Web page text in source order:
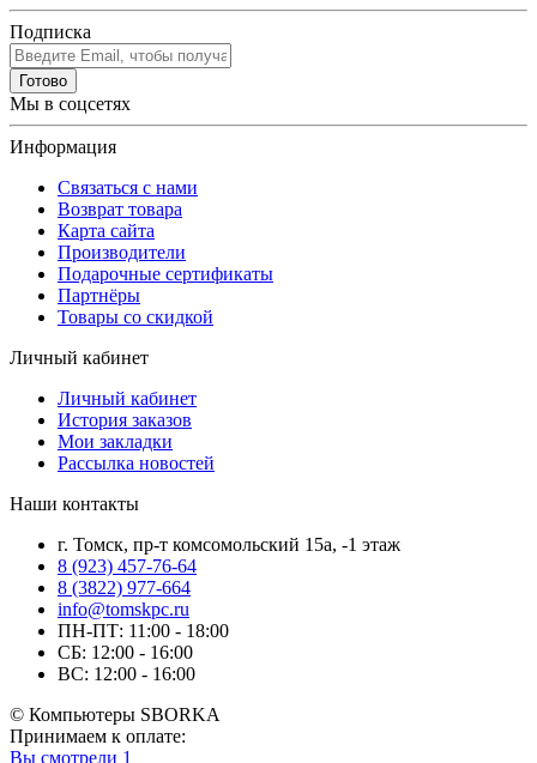
Подписка
Готово
Мы в соцсетях
Информация
Связаться с нами
Возврат товара
Карта сайта
Производители
Подарочные сертификаты
Партнёры
Товары со скидкой
Личный кабинет
Личный кабинет
История заказов
Мои закладки
Рассылка новостей
Наши контакты
г. Томск, пр-т комсомольский 15а, -1 этаж
8 (923) 457-76-64
8 (3822) 977-664
info@tomskpc.ru
ПН-ПТ: 11:00 - 18:00
СБ: 12:00 - 16:00
ВС: 12:00 - 16:00
© Компьютеры SBORKA
Принимаем к оплате:
Вы смотрели 1